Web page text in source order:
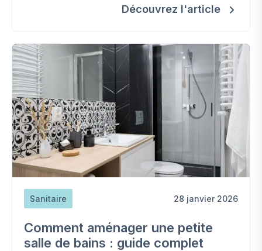
Découvrez l'article
Sanitaire 28 janvier 2026
Comment aménager une petite
salle de bains : guide complet